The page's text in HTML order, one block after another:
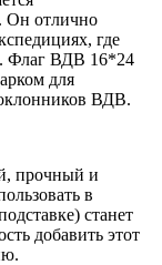
Он отлично
где
Флаг ВДВ 16*24
для
ВДВ.
прочный и
в
станет
добавить этот